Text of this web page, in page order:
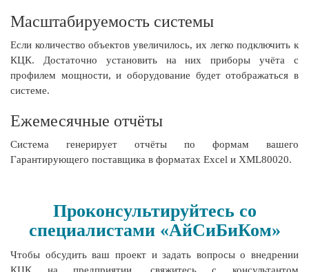
Масштабируемость системы
Если количество объектов увеличилось, их легко подключить к
КЦК. Достаточно установить на них приборы учёта с
профилем мощности, и оборудование будет отображаться в
системе.
Ежемесячные отчёты
Система генерирует отчёты по формам вашего
Гарантирующего поставщика в форматах Excel и XML80020.
Проконсультируйтесь со
специалистами «АйСиБиКом»
Чтобы обсудить ваш проект и задать вопросы о внедрении
КЦК на предприятии, свяжитесь с консультантом